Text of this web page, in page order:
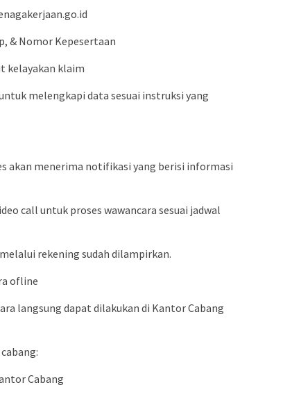
& Nomor Kepesertaan
kelayakan klaim
melengkapi data sesuai instruksi yang
akan menerima notifikasi yang berisi informasi
call untuk proses wawancara sesuai jadwal
rekening sudah dilampirkan.
ofline
langsung dapat dilakukan di Kantor Cabang
Cabang